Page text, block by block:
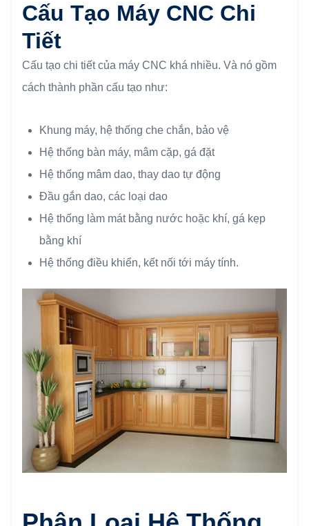
Cấu Tạo Máy CNC Chi
Tiết
Cấu tạo chi tiết của máy CNC khá nhiều. Và nó gồm
cách thành phần cấu tạo như:
Khung máy, hệ thống che chắn, bảo vệ
Hệ thống bàn máy, mâm cặp, gá đặt
Hệ thống mâm dao, thay dao tự động
Đầu gắn dao, các loại dao
Hệ thống làm mát bằng nước hoặc khí, gá kẹp
bằng khí
Hệ thống điều khiển, kết nối tới máy tính.